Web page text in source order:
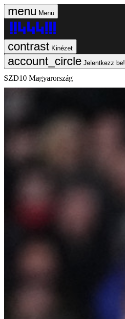
Menü
Kinézet
Jelentkezz be!
SZD10 Magyarország